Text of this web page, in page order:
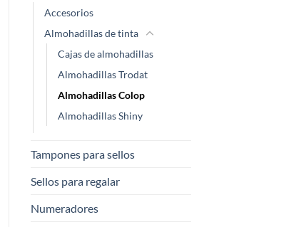
Accesorios
Almohadillas de tinta
Cajas de almohadillas
Almohadillas Trodat
Almohadillas Colop
Almohadillas Shiny
Tampones para sellos
Sellos para regalar
Numeradores